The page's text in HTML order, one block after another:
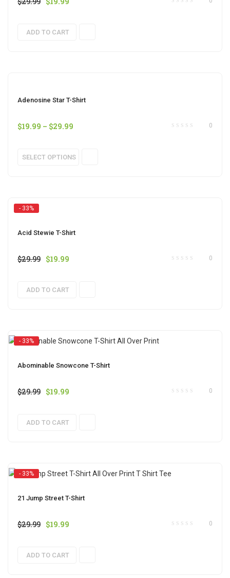
ADD TO CART
Adenosine Star T-Shirt
0
$19.99 – $29.99
SELECT OPTIONS
- 33%
Acid Stewie T-Shirt
0
$29.99 $19.99
ADD TO CART
- 33%
Abominable Snowcone T-Shirt
0
$29.99 $19.99
ADD TO CART
- 33%
21 Jump Street T-Shirt
0
$29.99 $19.99
ADD TO CART